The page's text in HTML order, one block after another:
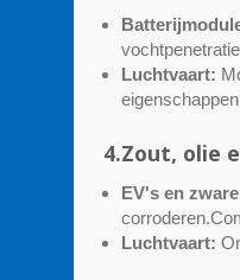
Luchtvaart:
4.Zout, olie
EV's en
Luchtvaart: